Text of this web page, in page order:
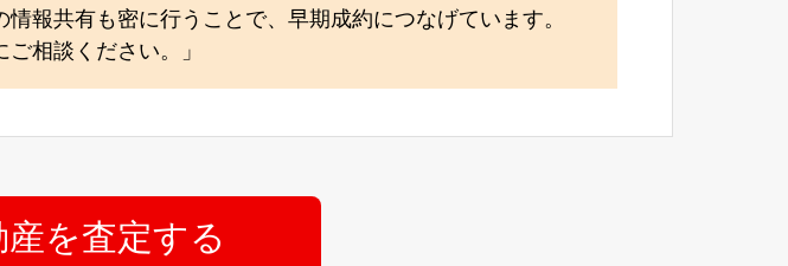
報共有も密に行うことで、早期成約につなげています。
相談ください。」